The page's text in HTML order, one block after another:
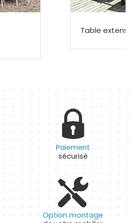
Table
Paiement
sécurisé
Option montage